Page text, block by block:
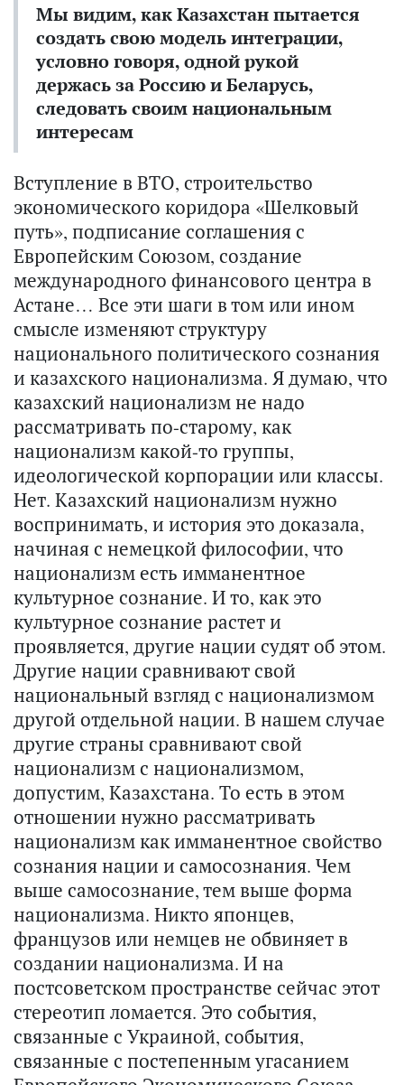
Мы видим, как Казахстан пытается
создать свою модель интеграции,
условно говоря, одной рукой
держась за Россию и Беларусь,
следовать своим национальным
интересам
Вступление в ВТО, строительство
экономического коридора «Шелковый
путь», подписание соглашения с
Европейским Союзом, создание
международного финансового центра в
Астане… Все эти шаги в том или ином
смысле изменяют структуру
национального политического сознания
и казахского национализма. Я думаю, что
казахский национализм не надо
рассматривать по-старому, как
национализм какой-то группы,
идеологической корпорации или классы.
Нет. Казахский национализм нужно
воспринимать, и история это доказала,
начиная с немецкой философии, что
национализм есть имманентное
культурное сознание. И то, как это
культурное сознание растет и
проявляется, другие нации судят об этом.
Другие нации сравнивают свой
национальный взгляд с национализмом
другой отдельной нации. В нашем случае
другие страны сравнивают свой
национализм с национализмом,
допустим, Казахстана. То есть в этом
отношении нужно рассматривать
национализм как имманентное свойство
сознания нации и самосознания. Чем
выше самосознание, тем выше форма
национализма. Никто японцев,
французов или немцев не обвиняет в
создании национализма. И на
постсоветском пространстве сейчас этот
стереотип ломается. Это события,
связанные с Украиной, события,
связанные с постепенным угасанием